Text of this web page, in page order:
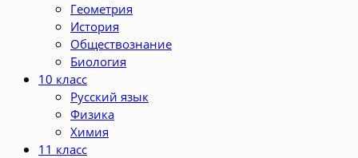
Геометрия
История
Обществознание
Биология
10 класс
Русский язык
Физика
Химия
11 класс